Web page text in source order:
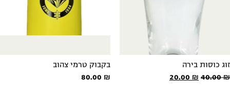
זוג כוסות בירה
40.00₪
המחיר
20.00 ₪
בקבוק טרמי צהוב
80.00 ₪